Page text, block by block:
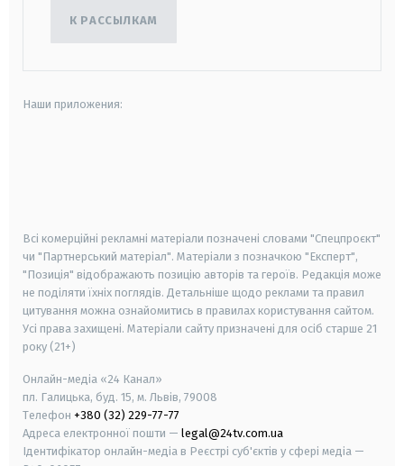
К РАССЫЛКАМ
Наши приложения:
Всі комерційні рекламні матеріали позначені словами "Спецпроєкт"
чи "Партнерський матеріал". Матеріали з позначкою "Експерт",
"Позиція" відображають позицію авторів та героїв. Редакція може
не поділяти їхніх поглядів. Детальніше щодо реклами та правил
цитування можна ознайомитись в правилах користування сайтом.
Усі права захищені. Матеріали сайту призначені для осіб старше 21
року (21+)
Онлайн-медіа «24 Канал»
пл. Галицька, буд. 15, м. Львів, 79008
Телефон +380 (32) 229-77-77
Адреса електронної пошти — legal@24tv.com.ua
Ідентифікатор онлайн-медіа в Реєстрі суб'єктів у сфері медіа —